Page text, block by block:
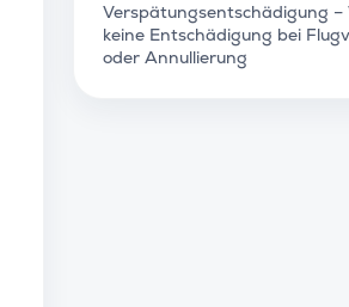
Verspätungsentschädigung –
keine Entschädigung bei
oder Annullierung